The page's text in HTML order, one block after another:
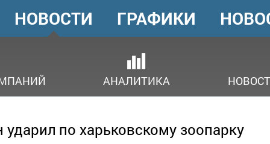
ГОЛОВНЕ
МЕНЮ
НОВОСТИ
АНАЛИТИКА
ГРАФИКИ
по харьковскому зоопарку